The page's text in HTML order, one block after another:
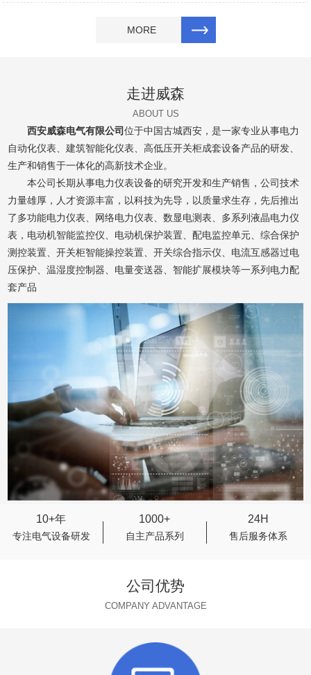
MORE
走进威森
ABOUT US
西安威森电气有限公司位于中国古城西安，是一家专业从事电力
自动化仪表、建筑智能化仪表、高低压开关柜成套设备产品的研发、
生产和销售于一体化的高新技术企业。
本公司长期从事电力仪表设备的研究开发和生产销售，公司技术
力量雄厚，人才资源丰富，以科技为先导，以质量求生存，先后推出
了多功能电力仪表、网络电力仪表、数显电测表、多系列液晶电力仪
表，电动机智能监控仪、电动机保护装置、配电监控单元、综合保护
测控装置、开关柜智能操控装置、开关综合指示仪、电流互感器过电
压保护、温湿度控制器、电量变送器、智能扩展模块等一系列电力配
套产品
10+年
专注电气设备研发
1000+
自主产品系列
24H
售后服务体系
公司优势
COMPANY ADVANTAGE